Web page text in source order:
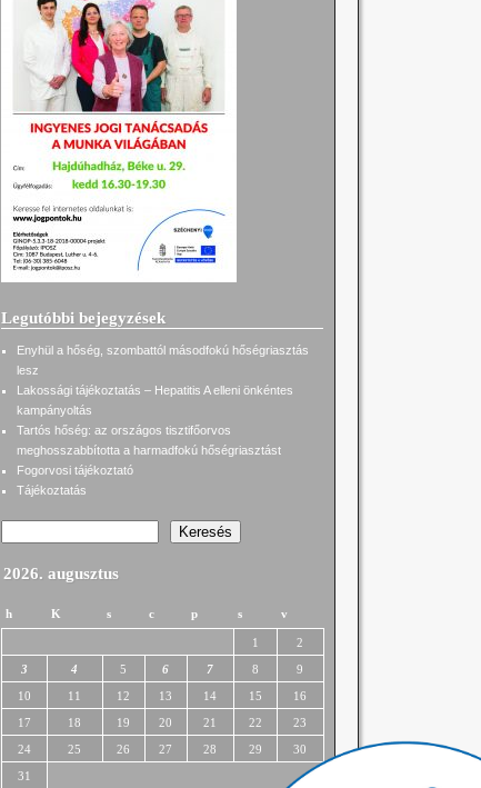
Legutóbbi bejegyzések
Enyhül a hőség, szombattól másodfokú hőségriasztás
lesz
Lakossági tájékoztatás – Hepatitis A elleni önkéntes
kampányoltás
Tartós hőség: az országos tisztifőorvos
meghosszabbította a harmadfokú hőségriasztást
Fogorvosi tájékoztató
Tájékoztatás
Keresés
2026. augusztus
h K s c p s v
1
2
3
4 5 6 7 8
9
10
11 12 13 14 15
16
17
18 19 20 21 22
23
24
25 26 27 28 29
30
31